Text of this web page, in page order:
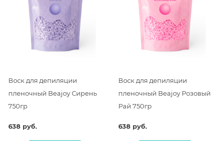
Воск для депиляции
пленочный Beajoy Сирень
750гр
638 руб.
Воск для депиляции
пленочный Beajoy Розовый
Рай 750гр
638 руб.